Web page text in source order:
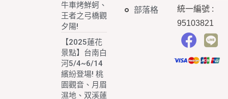
牛車烤鮮蚵、
王者之弓橋觀
夕陽!
【2025蓮花
景點】台南白
河5/4~6/14
繽紛登場! 桃
園觀音、月眉
濕地、双溪蓮
部落格
統一編號 :
95103821